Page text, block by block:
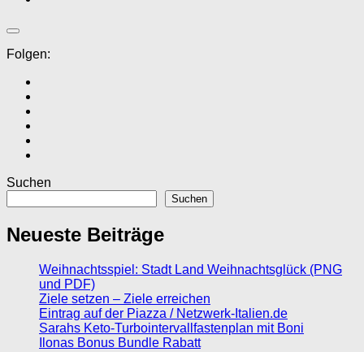
Folgen:
Suchen
Suchen
Neueste Beiträge
Weihnachtsspiel: Stadt Land Weihnachtsglück (PNG
und PDF)
Ziele setzen – Ziele erreichen
Eintrag auf der Piazza / Netzwerk-Italien.de
Sarahs Keto-Turbointervallfastenplan mit Boni
Ilonas Bonus Bundle Rabatt